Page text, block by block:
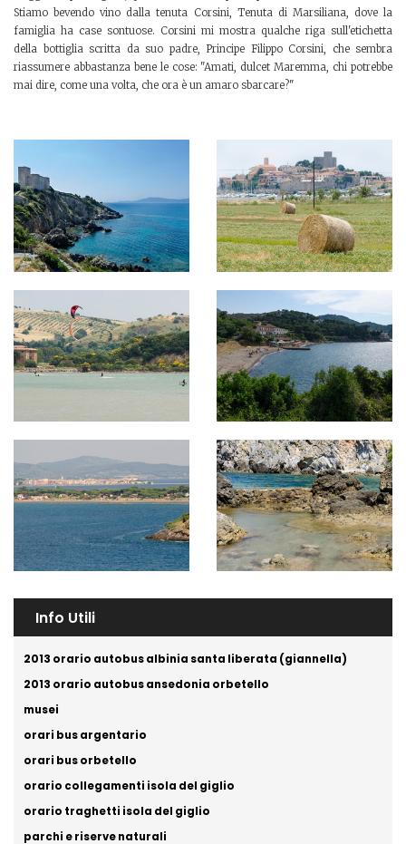
Stiamo bevendo vino dalla tenuta Corsini, Tenuta di Marsiliana, dove la
famiglia ha case sontuose. Corsini mi mostra qualche riga sull'etichetta
della bottiglia scritta da suo padre, Principe Filippo Corsini, che sembra
riassumere abbastanza bene le cose: "Amati, dulcet Maremma, chi potrebbe
mai dire, come una volta, che ora è un amaro sbarcare?"
Info Utili
2013 orario autobus albinia santa liberata (giannella)
2013 orario autobus ansedonia orbetello
musei
orari bus argentario
orari bus orbetello
orario collegamenti isola del giglio
orario traghetti isola del giglio
parchi e riserve naturali